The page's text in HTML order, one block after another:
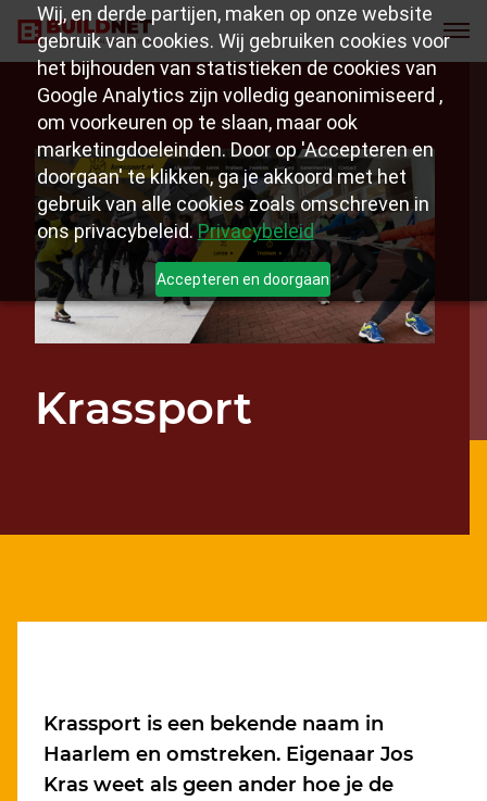
Wij, en derde partijen, maken op onze website
gebruik van cookies. Wij gebruiken cookies voor
het bijhouden van statistieken de cookies van
Google Analytics zijn volledig geanonimiseerd ,
om voorkeuren op te slaan, maar ook
marketingdoeleinden. Door op 'Accepteren en
doorgaan' te klikken, ga je akkoord met het
gebruik van alle cookies zoals omschreven in
ons privacybeleid.Privacybeleid
Accepteren en doorgaan
Krassport
Krassport is een bekende naam in
Haarlem en omstreken. Eigenaar Jos
Kras weet als geen ander hoe je de